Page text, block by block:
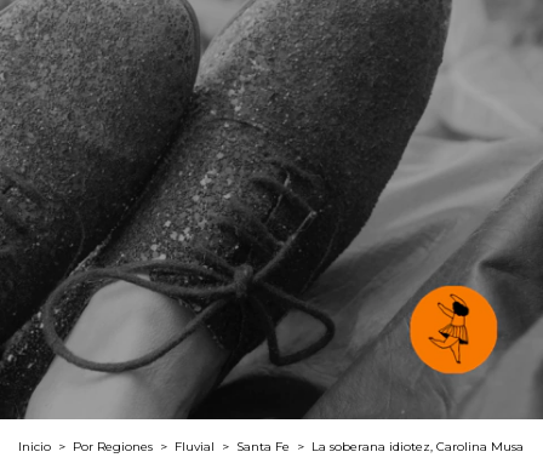
Inicio > Por Regiones > Fluvial > Santa Fe > La soberana idiotez, Carolina Musa